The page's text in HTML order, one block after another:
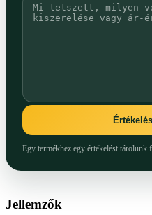
Egy termékhez egy értékelést tárolunk
Jellemzők